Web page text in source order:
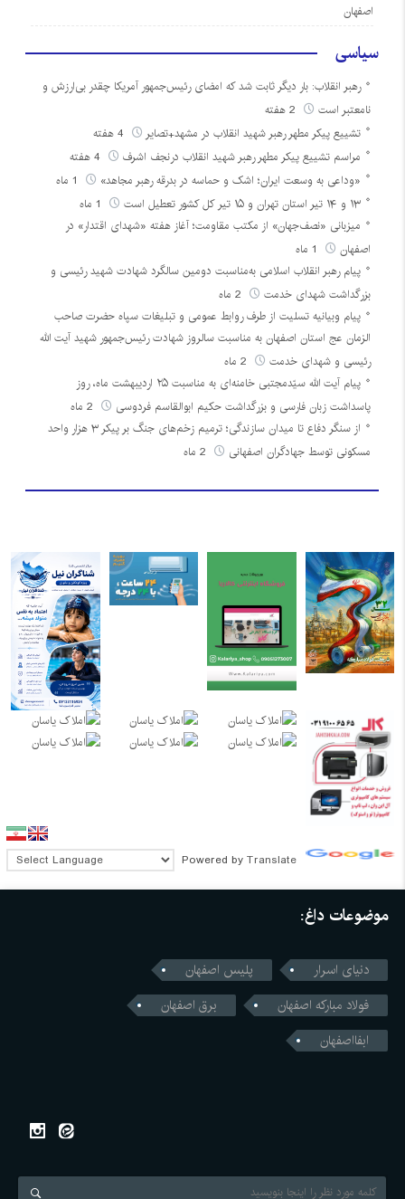
اصفهان
سیاسی
رهبر انقلاب: بار دیگر ثابت شد که امضای رئیس‌جمهور آمریکا چقدر بی‌ارزش و
نامعتبر است
تشییع پیکر مطهر رهبر شهید انقلاب در مشهد+تصایر
مراسم تشییع پیکر مطهر رهبر شهید انقلاب درنجف اشرف
«وداعی به وسعت ایران؛ اشک و حماسه در بدرقه رهبر مجاهد»
۱۳ و ۱۴ تیر استان تهران و ۱۵ تیر کل کشور تعطیل است
میزبانی «نصف‌جهان» از مکتب مقاومت؛ آغاز هفته «شهدای اقتدار» در
اصفهان
پیام رهبر انقلاب اسلامی به‌مناسبت دومین سالگرد شهادت شهید رئیسی و
بزرگداشت شهدای خدمت
پیام وبیانیه تسلیت از طرف روابط عمومی و تبلیغات سپاه حضرت صاحب
الزمان عج استان اصفهان به مناسبت سالروز شهادت رئیس‌جمهور شهید آیت الله
رئیسی و شهدای خدمت
پیام آیت الله سیّدمجتبی خامنه‌ای به مناسبت ۲۵ اردیبهشت ماه، روز
پاسداشت زبان فارسی و بزرگداشت حکیم ابوالقاسم فردوسی
از سنگر دفاع تا میدان سازندگی؛ ترمیم زخم‌های جنگ بر پیکر ۳ هزار واحد
مسکونی توسط جهادگران اصفهانی
Powered by Translate
موضوعات داغ:
دنیای اسرار
پلیس اصفهان
فولاد مبارکه اصفهان
برق اصفهان
ابفااصفهان